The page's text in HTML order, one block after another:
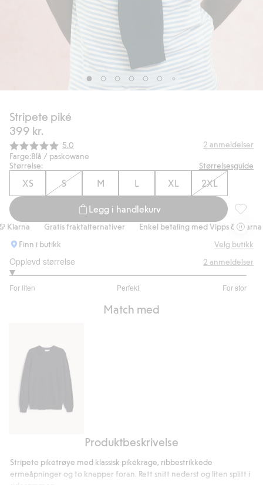
Stripete piké
399 kr.
Gjennomsnittskarakter:
5.0 2 anmeldelser
Farge:Blå / paskowane
Størrelse:
Størrelsesguide
XS S M L XL 2XL
Legg i handlekurv
Gratis fraktalternativer Enkel betaling med Vipps & Klarna
Finn i butikk
Velg butikk
Opplevd størrelse
For liten Perfekt For stor
av
2 anmeldelser
Match med
Produktbeskrivelse
Stripete pikétrøye med klassisk pikékrage, ribbestrikkede
ermeåpninger og to knapper foran. Rett snitt nederst og liten splitt i